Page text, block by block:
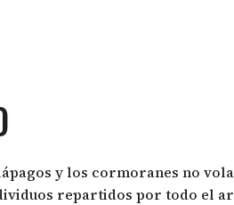
y los cormoranes no
repartidos por todo el